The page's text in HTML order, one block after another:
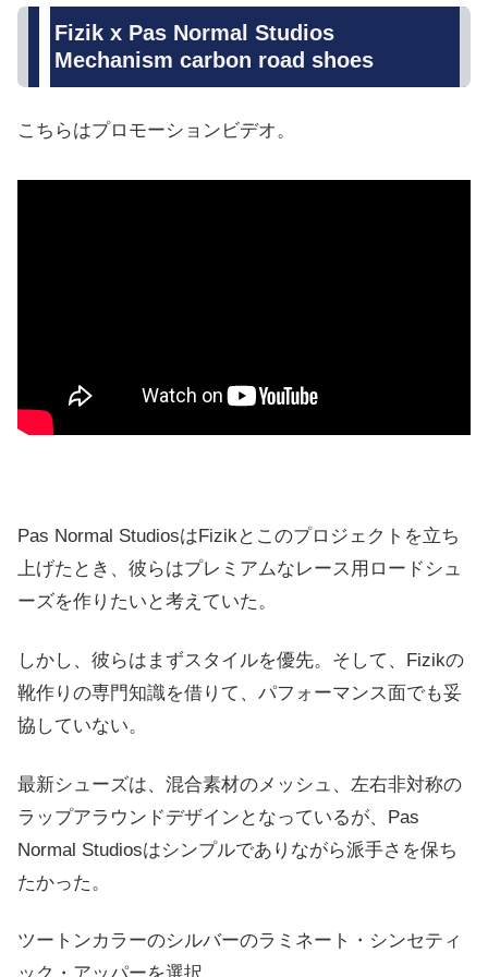
Fizik x Pas Normal Studios
Mechanism carbon road shoes
こちらはプロモーションビデオ。
Pas Normal StudiosはFizikとこのプロジェクトを立ち
上げたとき、彼らはプレミアムなレース用ロードシュ
ーズを作りたいと考えていた。
しかし、彼らはまずスタイルを優先。そして、Fizikの
靴作りの専門知識を借りて、パフォーマンス面でも妥
協していない。
最新シューズは、混合素材のメッシュ、左右非対称の
ラップアラウンドデザインとなっているが、Pas
Normal Studiosはシンプルでありながら派手さを保ち
たかった。
ツートンカラーのシルバーのラミネート・シンセティ